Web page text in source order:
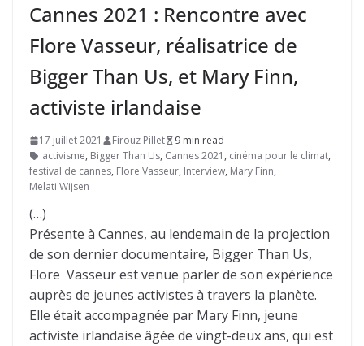
Cannes 2021 : Rencontre avec
Flore Vasseur, réalisatrice de
Bigger Than Us, et Mary Finn,
activiste irlandaise
17 juillet 2021 Firouz Pillet
9 min read
activisme, Bigger Than Us, Cannes 2021 , cinéma pour le climat,
festival de cannes, Flore Vasseur, Interview, Mary Finn,
Melati Wijsen
(…)
Présente à Cannes, au lendemain de la projection
de son dernier documentaire, Bigger Than Us,
Flore Vasseur est venue parler de son expérience
auprès de jeunes activistes à travers la planète.
Elle était accompagnée par Mary Finn, jeune
activiste irlandaise âgée de vingt-deux ans, qui est